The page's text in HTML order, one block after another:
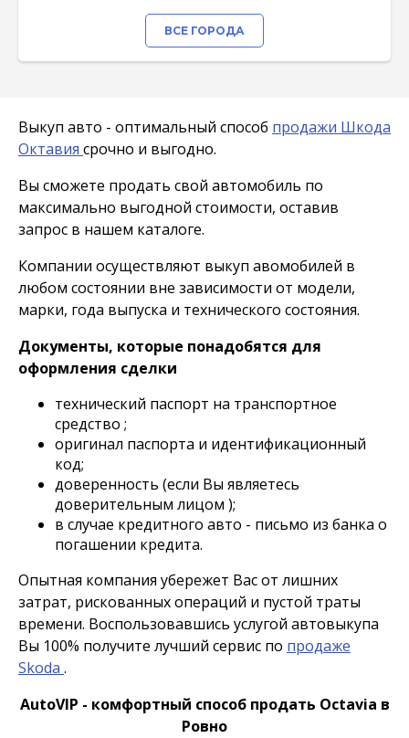
ВСЕ ГОРОДА
Выкуп авто - оптимальный способ продажи Шкода
Октавия срочно и выгодно.
Вы сможете продать свой автомобиль по
максимально выгодной стоимости, оставив
запрос в нашем каталоге.
Компании осуществляют выкуп авомобилей в
любом состоянии вне зависимости от модели,
марки, года выпуска и технического состояния.
Документы, которые понадобятся для
оформления сделки
технический паспорт на транспортное
средство ;
оригинал паспорта и идентификационный
код;
доверенность (если Вы являетесь
доверительным лицом );
в случае кредитного авто - письмо из банка о
погашении кредита.
Опытная компания убережет Вас от лишних
затрат, рискованных операций и пустой траты
времени. Воспользовавшись услугой автовыкупа
Вы 100% получите лучший сервис по продаже
Skoda .
AutoVIP - комфортный способ продать Octavia в
Ровно